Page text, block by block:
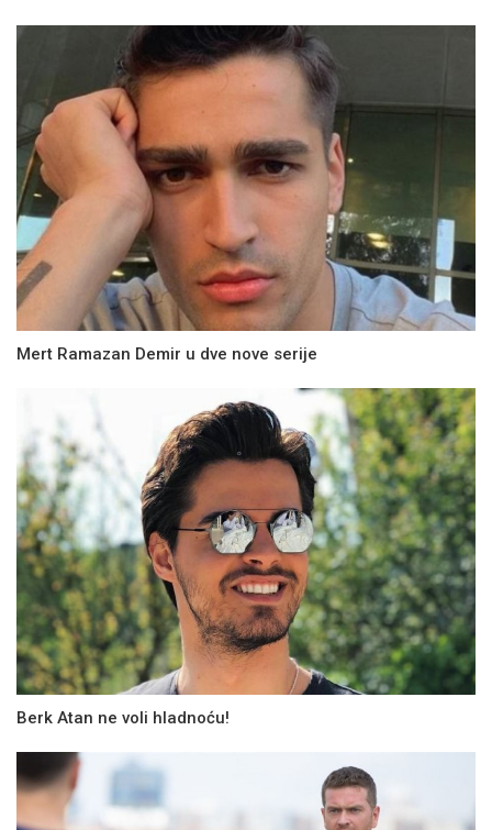
Mert Ramazan Demir u dve nove serije
Berk Atan ne voli hladnoću!